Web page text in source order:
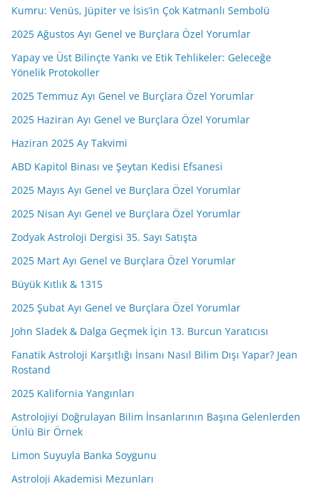
Kumru: Venüs, Jüpiter ve İsis’in Çok Katmanlı Sembolü
2025 Ağustos Ayı Genel ve Burçlara Özel Yorumlar
Yapay ve Üst Bilinçte Yankı ve Etik Tehlikeler: Geleceğe
Yönelik Protokoller
2025 Temmuz Ayı Genel ve Burçlara Özel Yorumlar
2025 Haziran Ayı Genel ve Burçlara Özel Yorumlar
Haziran 2025 Ay Takvimi
ABD Kapitol Binası ve Şeytan Kedisi Efsanesi
2025 Mayıs Ayı Genel ve Burçlara Özel Yorumlar
2025 Nisan Ayı Genel ve Burçlara Özel Yorumlar
Zodyak Astroloji Dergisi 35. Sayı Satışta
2025 Mart Ayı Genel ve Burçlara Özel Yorumlar
Büyük Kıtlık & 1315
2025 Şubat Ayı Genel ve Burçlara Özel Yorumlar
John Sladek & Dalga Geçmek İçin 13. Burcun Yaratıcısı
Fanatik Astroloji Karşıtlığı İnsanı Nasıl Bilim Dışı Yapar? Jean
Rostand
2025 Kalifornia Yangınları
Astrolojiyi Doğrulayan Bilim İnsanlarının Başına Gelenlerden
Ünlü Bir Örnek
Limon Suyuyla Banka Soygunu
Astroloji Akademisi Mezunları